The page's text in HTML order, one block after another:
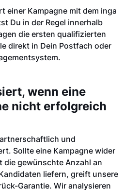
einer Kampagne mit dem inga
Du in der Regel innerhalb
die ersten qualifizierten
direkt in Dein Postfach oder
wenn eine
nicht erfolgreich
und
Sollte eine Kampagne wider
die gewünschte Anzahl an
liefern, greift unsere
Garantie. Wir analysieren